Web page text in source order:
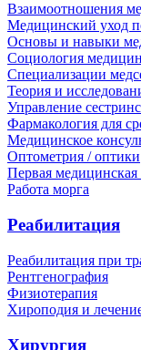
Взаимоотношения
Медицинский уход
Основы и навыки
Социология
Специализации
Теория и
Управление
Фармакология для
Медицинское
Оптометрия / оптики
Первая
Работа морга
Реабилитация
Реабилитация при
Рентгенография
Физиотерапия
Хироподия и
Хирургия